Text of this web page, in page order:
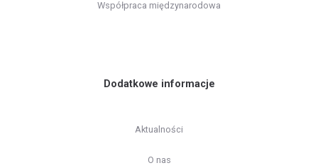
Współpraca międzynarodowa
Dodatkowe informacje
Aktualności
O nas